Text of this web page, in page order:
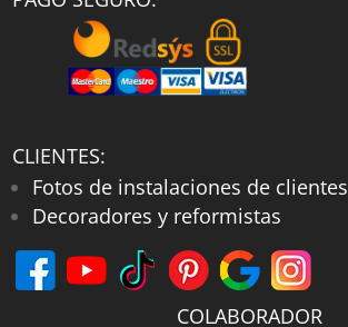
CLIENTES:
Fotos de instalaciones de clientes
Decoradores y reformistas
COLABORADOR